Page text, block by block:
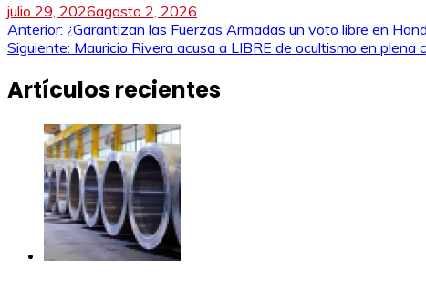
julio 29, 2026agosto 2, 2026
Navegación
entradas
Anterior: ¿Garantizan las Fuerzas Armadas un voto libre en
Siguiente: Mauricio Rivera acusa a LIBRE de ocultismo en plena
Artículos recientes